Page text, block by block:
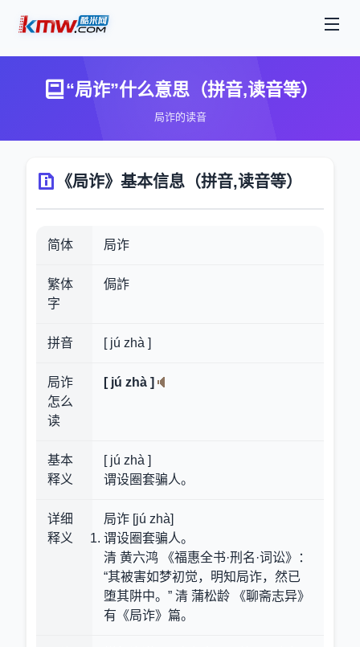
“局诈”什么意思（拼音,读音等）
局诈的读音
《局诈》基本信息（拼音,读音等）
简体 局诈
繁体
字
侷詐
拼音 [ jú zhà ]
局诈
怎么
读
[ jú zhà ]
基本
释义
[ jú zhà ]
谓设圈套骗人。
详细
释义
局诈 [jú zhà]
谓设圈套骗人。
清 黄六鸿 《福惠全书·刑名·词讼》：
“其被害如梦初觉，明知局诈，然已
堕其阱中。” 清 蒲松龄 《聊斋志异》
有《局诈》篇。